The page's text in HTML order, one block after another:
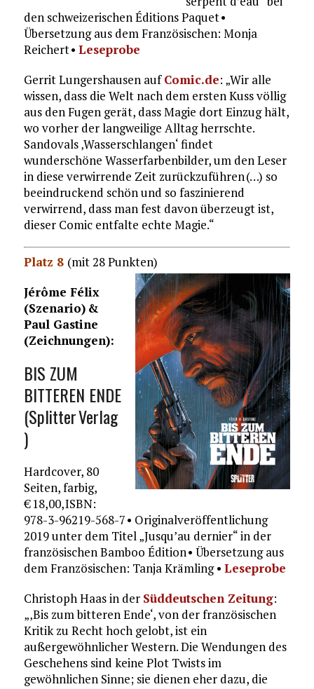
den schweizerischen Éditions Paquet •
Übersetzung aus dem Französischen: Monja
Reichert • Leseprobe
Gerrit Lungershausen aufComic.de: „Wir alle
wissen, dass die Welt nach dem ersten Kuss völlig
aus den Fugen gerät, dass Magie dort Einzug hält,
wo vorher der langweilige Alltag herrschte.
Sandovals ‚Wasserschlangen‘ findet
wunderschöne Wasserfarbenbilder, um den Leser
in diese verwirrende Zeit zurückzuführen (…) so
beeindruckend schön und so faszinierend
verwirrend, dass man fest davon überzeugt ist,
dieser Comic entfalte echte Magie.“
Platz 8 (mit 28 Punkten)
Jérôme Félix
(Szenario) &
Paul Gastine
(Zeichnungen):
BIS ZUM
BITTEREN ENDE
(Splitter Verlag
)
Hardcover, 80
Seiten, farbig,
€ 18,00, ISBN:
978-3-96219-568-7 • Originalveröffentlichung
2019 unter dem Titel „Jusqu’au dernier“ in der
französischen Bamboo Édition • Übersetzung aus
dem Französischen: Tanja Krämling • Leseprobe
Christoph Haas in der Süddeutschen Zeitung:
„‚Bis zum bitteren Ende‘, von der französischen
Kritik zu Recht hoch gelobt, ist ein
außergewöhnlicher Western. Die Wendungen des
Geschehens sind keine Plot Twists im
gewöhnlichen Sinne; sie dienen eher dazu, die